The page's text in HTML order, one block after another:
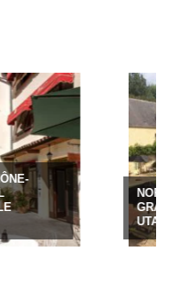
NORMANDIE -
GRAND HARD
UTAH BEACH